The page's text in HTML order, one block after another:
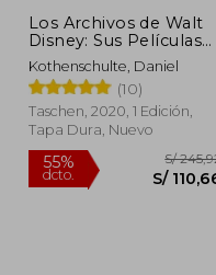
Los Archivos de Walt
Disney: Sus Películas
de Animación – 40Th
Anniversary Edition
Kothenschulte, Daniel
(10)
Taschen, 2020, 1 Edición,
Tapa Dura, Nuevo